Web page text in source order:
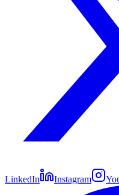
LinkedIn Instagram